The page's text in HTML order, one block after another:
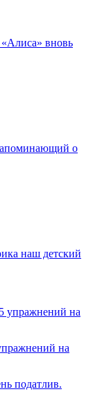
вновь
о
наш детский
на
податлив.